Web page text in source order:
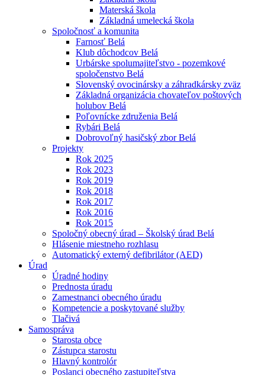
Materská škola
Základná umelecká škola
Spoločnosť a komunita
Farnosť Belá
Klub dôchodcov Belá
Urbárske spolumajiteľstvo - pozemkové
spoločenstvo Belá
Slovenský ovocinársky a záhradkársky zväz
Základná organizácia chovateľov poštových
holubov Belá
Poľovnícke združenia Belá
Rybári Belá
Dobrovoľný hasičský zbor Belá
Projekty
Rok 2025
Rok 2023
Rok 2019
Rok 2018
Rok 2017
Rok 2016
Rok 2015
Spoločný obecný úrad – Školský úrad Belá
Hlásenie miestneho rozhlasu
Automatický externý defibrilátor (AED)
Úrad
Úradné hodiny
Prednosta úradu
Zamestnanci obecného úradu
Kompetencie a poskytované služby
Tlačivá
Samospráva
Starosta obce
Zástupca starostu
Hlavný kontrolór
Poslanci obecného zastupiteľstva